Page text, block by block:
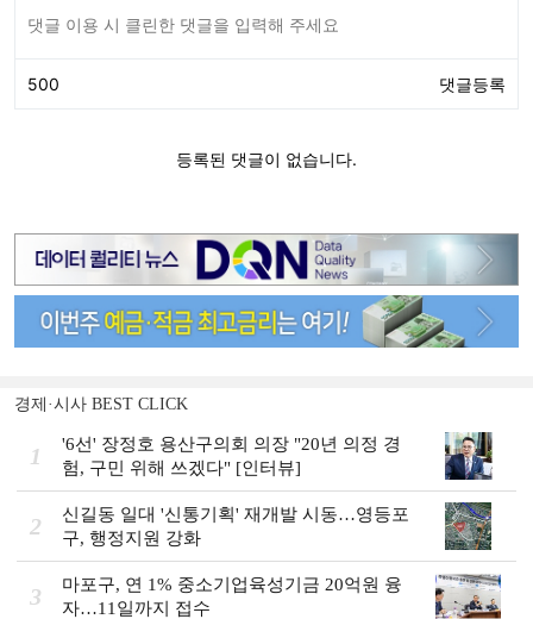
경제·시사 BEST CLICK
1
'6선' 장정호 용산구의회 의장 "20년 의정 경
험, 구민 위해 쓰겠다" [인터뷰]
2
신길동 일대 '신통기획' 재개발 시동…영등포
구, 행정지원 강화
3
마포구, 연 1% 중소기업육성기금 20억원 융
자…11일까지 접수